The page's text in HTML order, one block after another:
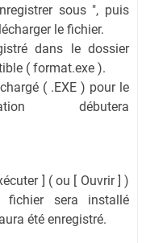
sous ", puis
le fichier.
dans le dossier
( format.exe ).
( .EXE ) pour le
débutera
] ( ou [ Ouvrir ] )
sera installé
été enregistré.